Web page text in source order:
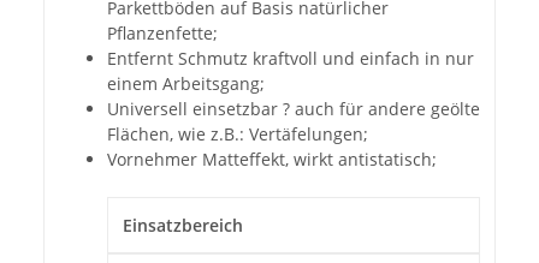
Parkettböden auf Basis natürlicher
Pflanzenfette;
Entfernt Schmutz kraftvoll und einfach in nur
einem Arbeitsgang;
Universell einsetzbar ? auch für andere geölte
Flächen, wie z.B.: Vertäfelungen;
Vornehmer Matteffekt, wirkt antistatisch;
Einsatzbereich